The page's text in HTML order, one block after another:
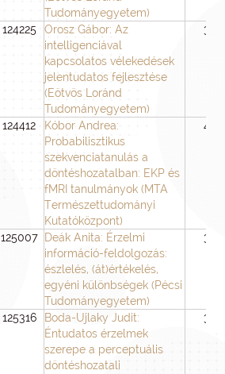
Tudományegyetem)
124225
Orosz Gábor: Az
intelligenciával
kapcsolatos vélekedések
jelentudatos fejlesztése
(Eötvös Loránd
Tudományegyetem)
36
124412
Kóbor Andrea:
Probabilisztikus
szekvenciatanulás a
döntéshozatalban: EKP és
fMRI tanulmányok (MTA
Természettudományi
Kutatóközpont)
48
125007
Deák Anita: Érzelmi
információ-feldolgozás:
észlelés, (át)értékelés,
egyéni különbségek (Pécsi
Tudományegyetem)
36
125316
Boda-Ujlaky Judit:
Éntudatos érzelmek
szerepe a perceptuális
döntéshozatali
36